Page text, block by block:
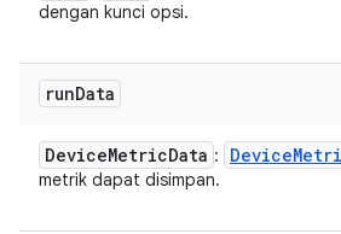
dengan kunci opsi.
runData
DeviceMetricData : Device
metrik dapat disimpan.